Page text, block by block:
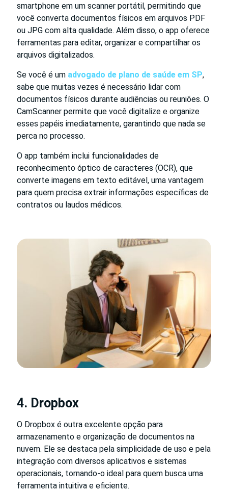
smartphone em um scanner portátil, permitindo que
você converta documentos físicos em arquivos PDF
ou JPG com alta qualidade. Além disso, o app oferece
ferramentas para editar, organizar e compartilhar os
arquivos digitalizados.
Se você é um advogado de plano de saúde em SP,
sabe que muitas vezes é necessário lidar com
documentos físicos durante audiências ou reuniões. O
CamScanner permite que você digitalize e organize
esses papéis imediatamente, garantindo que nada se
perca no processo.
O app também inclui funcionalidades de
reconhecimento óptico de caracteres (OCR), que
converte imagens em texto editável, uma vantagem
para quem precisa extrair informações específicas de
contratos ou laudos médicos.
4. Dropbox
O Dropbox é outra excelente opção para
armazenamento e organização de documentos na
nuvem. Ele se destaca pela simplicidade de uso e pela
integração com diversos aplicativos e sistemas
operacionais, tornando-o ideal para quem busca uma
ferramenta intuitiva e eficiente.